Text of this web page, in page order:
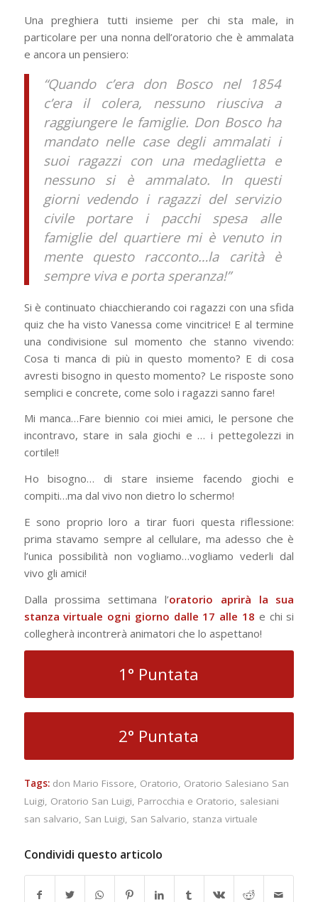
Una preghiera tutti insieme per chi sta male, in
particolare per una nonna dell’oratorio che è ammalata
e ancora un pensiero:
“Quando c’era don Bosco nel 1854
c’era il colera, nessuno riusciva a
raggiungere le famiglie. Don Bosco ha
mandato nelle case degli ammalati i
suoi ragazzi con una medaglietta e
nessuno si è ammalato. In questi
giorni vedendo i ragazzi del servizio
civile portare i pacchi spesa alle
famiglie del quartiere mi è venuto in
mente questo racconto…la carità è
sempre viva e porta speranza!”
Si è continuato chiacchierando coi ragazzi con una sfida
quiz che ha visto Vanessa come vincitrice! E al termine
una condivisione sul momento che stanno vivendo:
Cosa ti manca di più in questo momento? E di cosa
avresti bisogno in questo momento? Le risposte sono
semplici e concrete, come solo i ragazzi sanno fare!
Mi manca…Fare biennio coi miei amici, le persone che
incontravo, stare in sala giochi e … i pettegolezzi in
cortile!!
Ho bisogno… di stare insieme facendo giochi e
compiti…ma dal vivo non dietro lo schermo!
E sono proprio loro a tirar fuori questa riflessione:
prima stavamo sempre al cellulare, ma adesso che è
l’unica possibilità non vogliamo…vogliamo vederli dal
vivo gli amici!
Dalla prossima settimana l’oratorio aprirà la sua
stanza virtuale ogni giorno dalle 17 alle 18 e chi si
collegherà incontrerà animatori che lo aspettano!
1° Puntata
2° Puntata
Tags: don Mario Fissore, Oratorio, Oratorio Salesiano San
Luigi, Oratorio San Luigi, Parrocchia e Oratorio, salesiani
san salvario, San Luigi, San Salvario, stanza virtuale
Condividi questo articolo